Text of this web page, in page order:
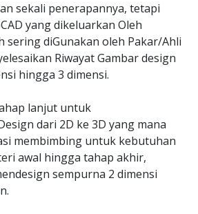
sekali penerapannya, tetapi
yang dikeluarkan Oleh
sering diGunakan oleh Pakar/Ahli
Riwayat Gambar design
hingga 3 dimensi.
lanjut untuk
dari 2D ke 3D yang mana
membimbing untuk kebutuhan
awal hingga tahap akhir,
sempurna 2 dimensi